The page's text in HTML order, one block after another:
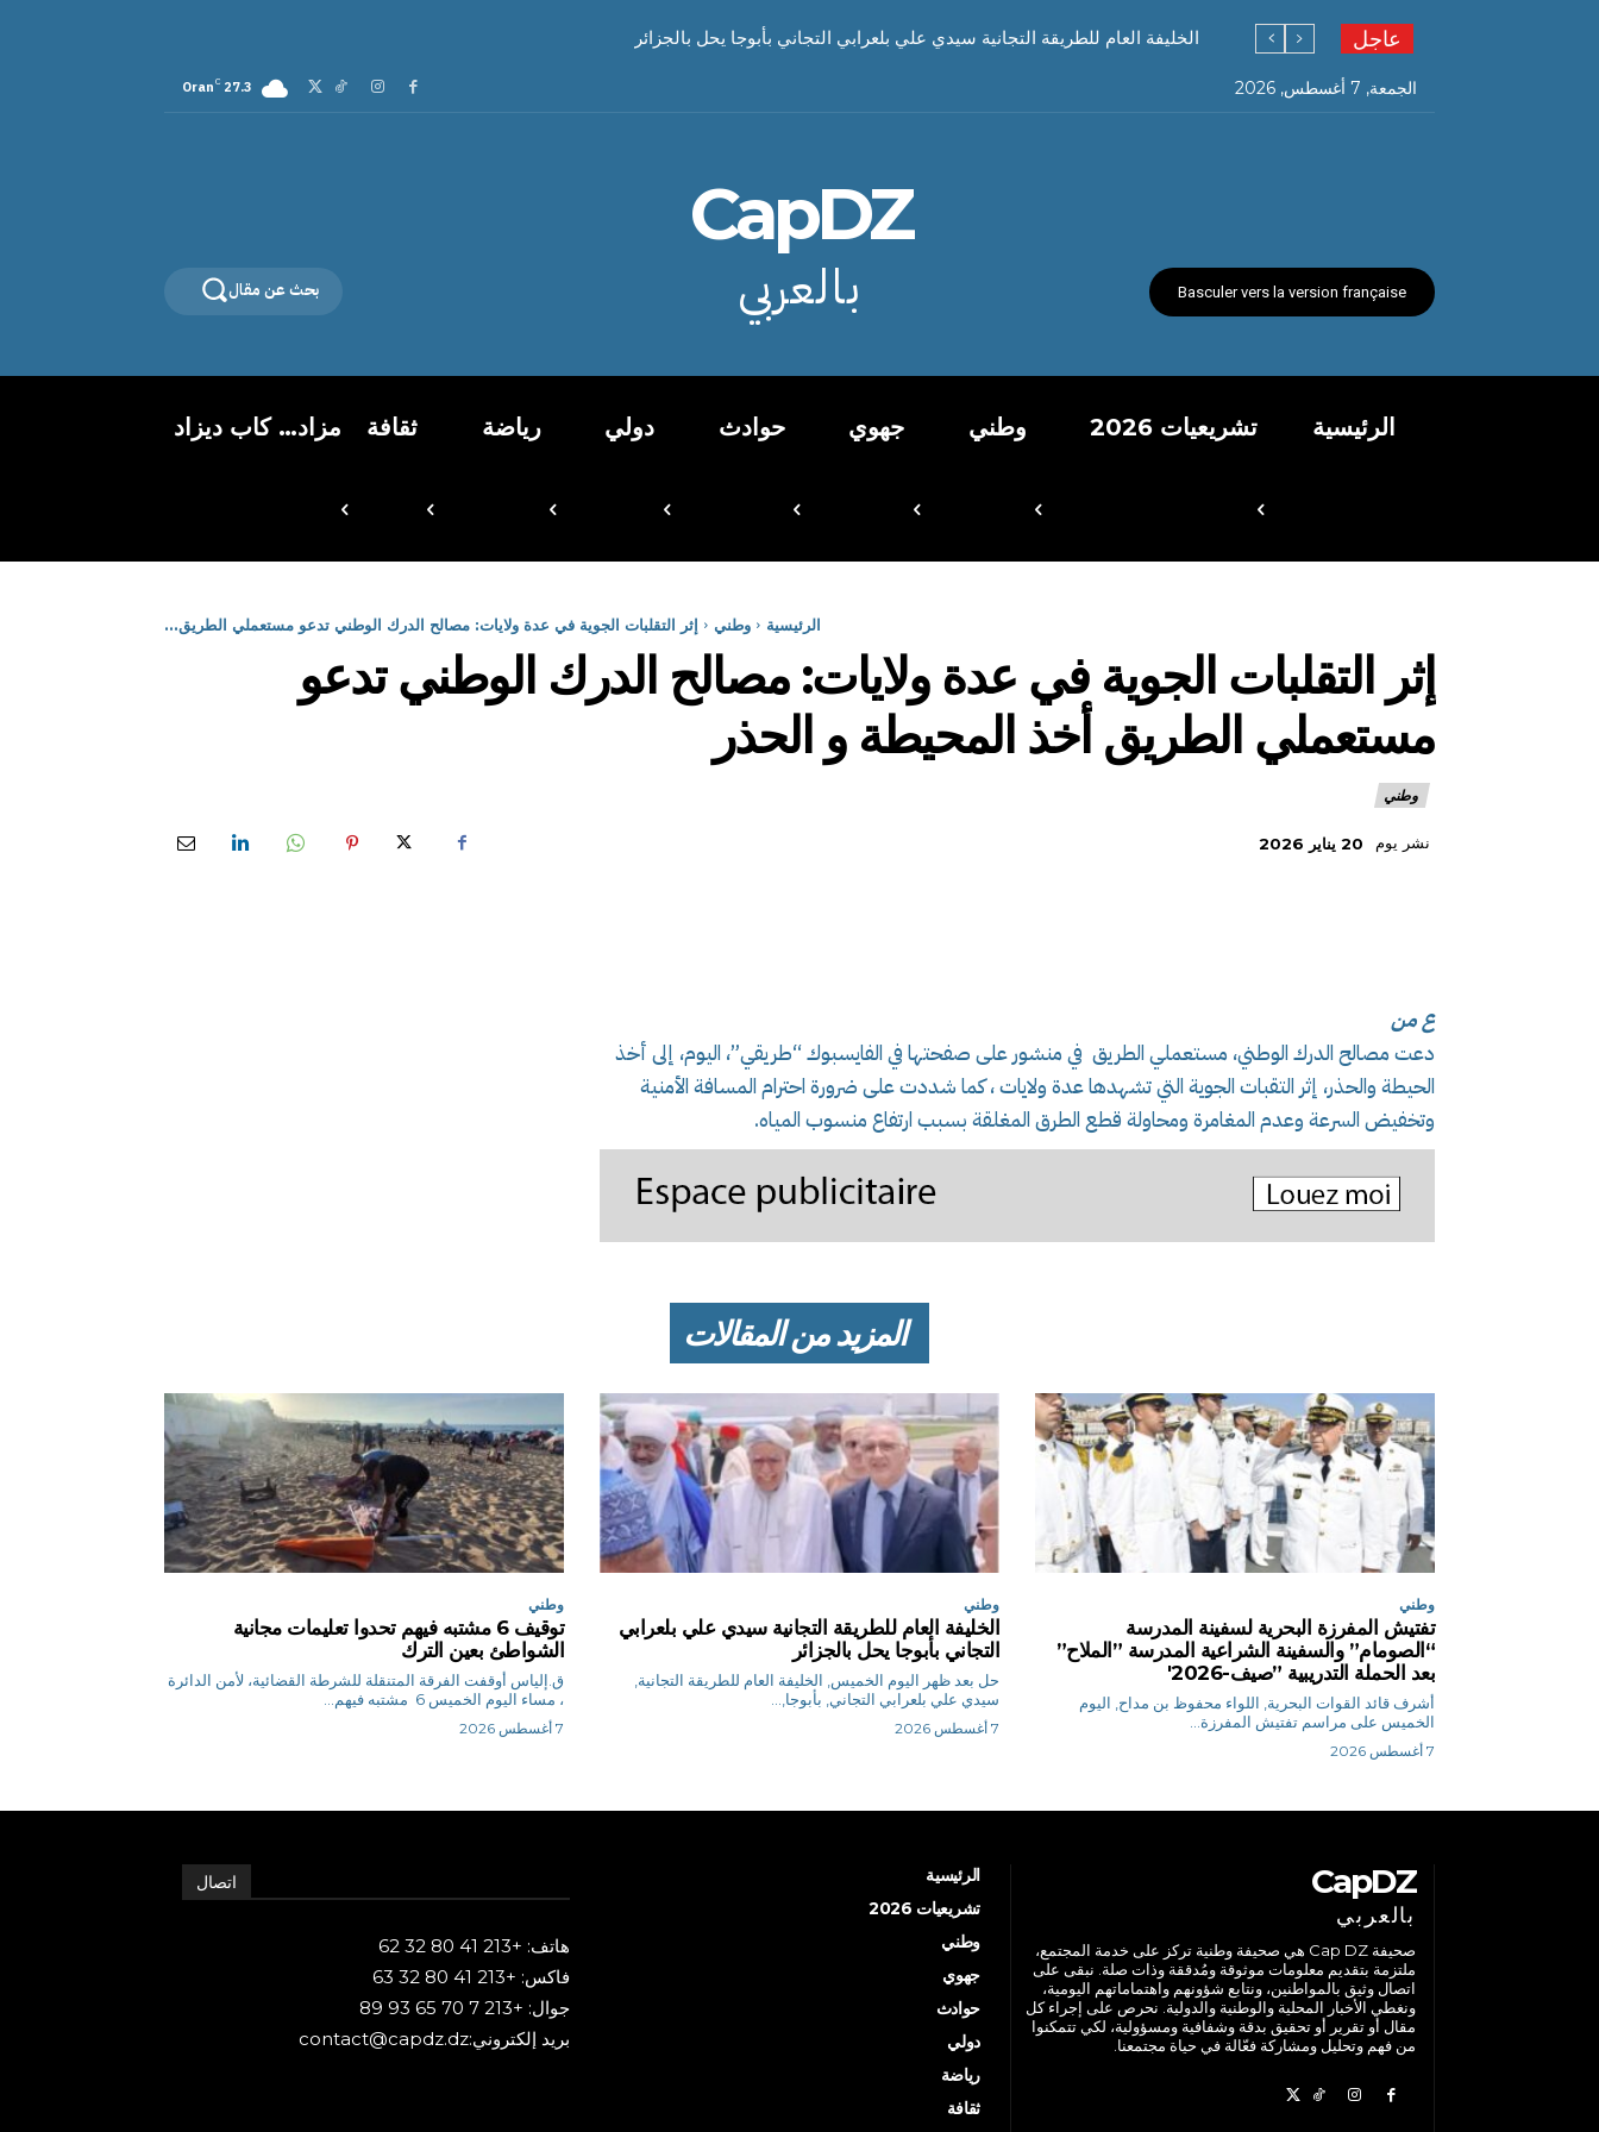
عاجل الخليفة العام للطريقة التجانية سيدي علي بلعرابي التجاني بأبوجا يحل بالجزائر
الجمعة, 7 أغسطس, 2026 27.3
C
Oran
Basculer vers la version française
CapDZ
بالعربي بحث عن مقال
الرئيسية تشريعيات 2026 وطني جهوي حوادث دولي رياضة ثقافة مزاد… كاب ديزاد
الرئيسية وطني إثر التقلبات الجوية في عدة ولايات: مصالح الدرك الوطني تدعو مستعملي الطريق...
إثر التقلبات الجوية في عدة ولايات: مصالح الدرك الوطني تدعو
مستعملي الطريق أخذ المحيطة و الحذر
وطني
نشر يوم 20 يناير 2026
ع من
دعت مصالح الدرك الوطني، مستعملي الطريق في منشور على صفحتها في الفايسبوك “طريقي”، اليوم، إلى أخذ
الحيطة والحذر، إثر التقبات الجوية التي تشهدها عدة ولايات ، كما شددت على ضرورة احترام المسافة الأمنية
وتخفيض السرعة وعدم المغامرة ومحاولة قطع الطرق المغلقة بسبب ارتفاع منسوب المياه.
المزيد من المقالات
وطني
تفتيش المفرزة البحرية لسفينة المدرسة
“الصومام” والسفينة الشراعية المدرسة ”الملاح”
بعد الحملة التدريبية ”صيف-2026′
أشرف قائد القوات البحرية, اللواء محفوظ بن مداح, اليوم
الخميس على مراسم تفتيش المفرزة...
7 أغسطس 2026
وطني
الخليفة العام للطريقة التجانية سيدي علي بلعرابي
التجاني بأبوجا يحل بالجزائر
حل بعد ظهر اليوم الخميس, الخليفة العام للطريقة التجانية,
سيدي علي بلعرابي التجاني, بأبوجا,...
7 أغسطس 2026
وطني
توقيف 6 مشتبه فيهم تحدوا تعليمات مجانية
الشواطئ بعين الترك
ق.إلياس أوقفت الفرقة المتنقلة للشرطة القضائية، لأمن الدائرة
، مساء اليوم الخميس 6 مشتبه فيهم...
7 أغسطس 2026
CapDZ
بالعربي
صحيفة Cap DZ هي صحيفة وطنية تركز على خدمة المجتمع،
ملتزمة بتقديم معلومات موثوقة ومُدققة وذات صلة. نبقى على
اتصال وثيق بالمواطنين، ونتابع شؤونهم واهتماماتهم اليومية،
ونغطي الأخبار المحلية والوطنية والدولية. نحرص على إجراء كل
مقال أو تقرير أو تحقيق بدقة وشفافية ومسؤولية، لكي تتمكنوا
من فهم وتحليل ومشاركة فعّالة في حياة مجتمعنا.
الرئيسية
تشريعيات 2026
وطني
جهوي
حوادث
دولي
رياضة
ثقافة
اتصال
هاتف: +213 41 80 32 62
فاكس: +213 41 80 32 63
جوال: +213 7 70 65 93 89
بريد إلكتروني:contact@capdz.dz